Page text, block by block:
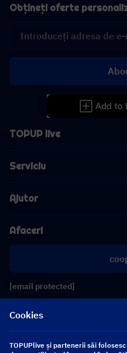
TOPUP live
Serviciu
Ajutor
Afaceri
[email protected]
Obțineți oferte
Cookies
TOPUPlive și partenerii săi